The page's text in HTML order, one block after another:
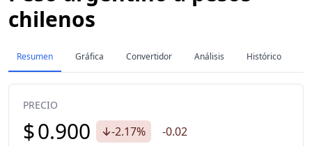
chilenos
Resumen Gráfica Convertidor Análisis Histórico
PRECIO
$0.900 -2.17% -0.02